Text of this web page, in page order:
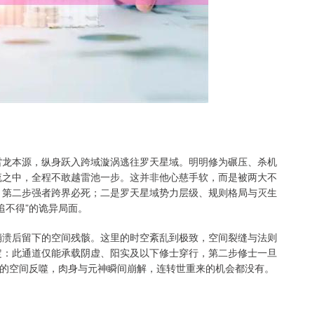
本源，纵身跃入跨域漩涡逃往罗天星域。明明修为碾压、杀机
中，全程不敢越雷池一步。这并非他心慈手软，而是被两大不
二步强者跨界必死；二是罗天星域势力层级、规则格局与灭生
得”的诡异局面。
后留下的空间残骸。这里的时空紊乱到极致，空间裂缝与法则
此通道仅能承载阴虚、阳实及以下修士穿行，第二步修士一旦
间反噬，肉身与元神瞬间崩解，连转世重来的机会都没有。